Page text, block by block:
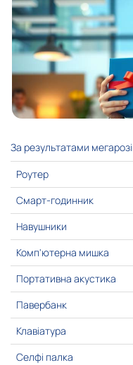
За результатами
Роутер
Смарт-годинник
Навушники
Комп'ютерна мишка
Портативна акустика
Павербанк
Клавіатура
Селфі палка